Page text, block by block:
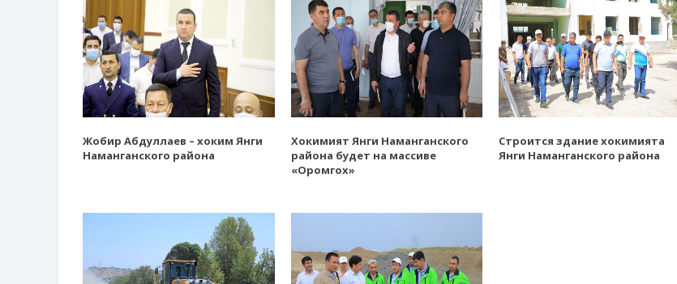
Жобир Абдуллаев – хоким Янги
Наманганского района
Хокимият Янги Наманганского
района будет на массиве
«Оромгох»
Строится здание хокимията
Янги Наманганского района